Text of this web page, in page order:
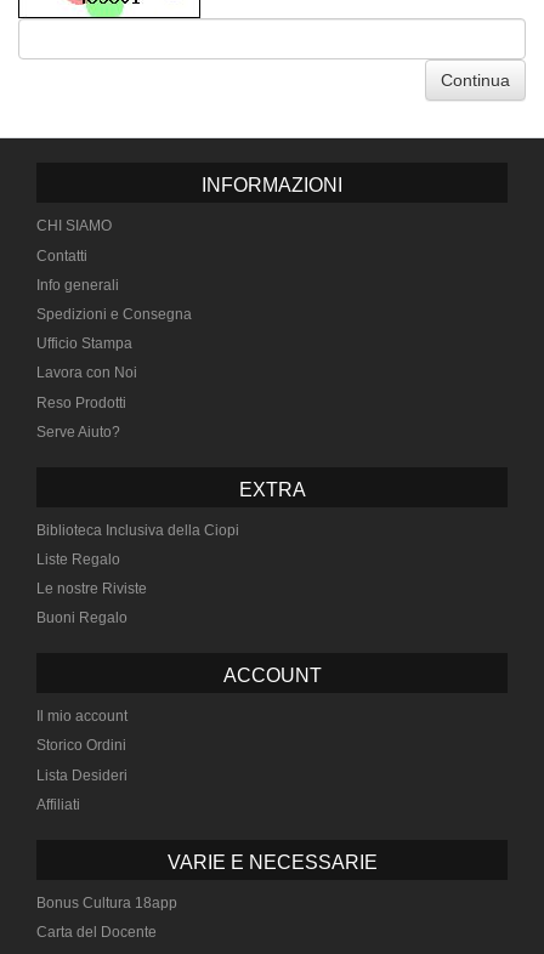
Continua
INFORMAZIONI
CHI SIAMO
Contatti
Info generali
Spedizioni e Consegna
Ufficio Stampa
Lavora con Noi
Reso Prodotti
Serve Aiuto?
EXTRA
Biblioteca Inclusiva della Ciopi
Liste Regalo
Le nostre Riviste
Buoni Regalo
ACCOUNT
Il mio account
Storico Ordini
Lista Desideri
Affiliati
VARIE E NECESSARIE
Bonus Cultura 18app
Carta del Docente